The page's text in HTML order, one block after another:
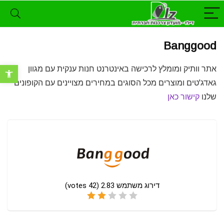
פתח
Banggood
אתר וותיק ומומלץ לרכישה באינטרנט חנות ענקית עם מגוון
גאדג'טים ומוצרים מכל הסוגים במחירים מצויינים עם הקופונים
שלנו קישור כאן
דירוג משתמש 2.83
(
42